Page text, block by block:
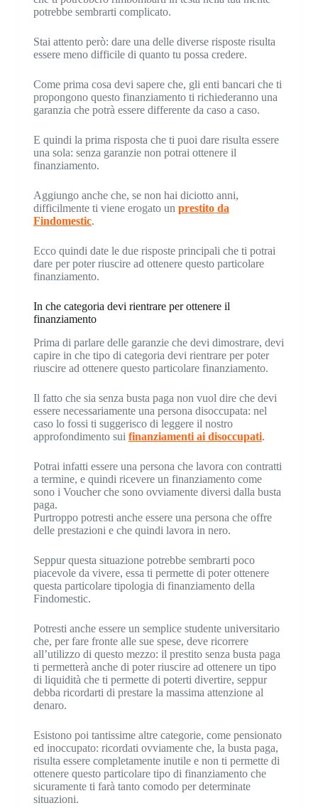
potrebbe sembrarti complicato.
Stai attento però: dare una delle diverse risposte risulta
essere meno difficile di quanto tu possa credere.
Come prima cosa devi sapere che, gli enti bancari che ti
propongono questo finanziamento ti richiederanno una
garanzia che potrà essere differente da caso a caso.
E quindi la prima risposta che ti puoi dare risulta essere
una sola: senza garanzie non potrai ottenere il
finanziamento.
Aggiungo anche che, se non hai diciotto anni,
difficilmente ti viene erogato un prestito da
Findomestic.
Ecco quindi date le due risposte principali che ti potrai
dare per poter riuscire ad ottenere questo particolare
finanziamento.
In che categoria devi rientrare per ottenere il
finanziamento
Prima di parlare delle garanzie che devi dimostrare, devi
capire in che tipo di categoria devi rientrare per poter
riuscire ad ottenere questo particolare finanziamento.
Il fatto che sia senza busta paga non vuol dire che devi
essere necessariamente una persona disoccupata: nel
caso lo fossi ti suggerisco di leggere il nostro
approfondimento sui finanziamenti ai disoccupati.
Potrai infatti essere una persona che lavora con contratti
a termine, e quindi ricevere un finanziamento come
sono i Voucher che sono ovviamente diversi dalla busta
paga.
Purtroppo potresti anche essere una persona che offre
delle prestazioni e che quindi lavora in nero.
Seppur questa situazione potrebbe sembrarti poco
piacevole da vivere, essa ti permette di poter ottenere
questa particolare tipologia di finanziamento della
Findomestic.
Potresti anche essere un semplice studente universitario
che, per fare fronte alle sue spese, deve ricorrere
all’utilizzo di questo mezzo: il prestito senza busta paga
ti permetterà anche di poter riuscire ad ottenere un tipo
di liquidità che ti permette di poterti divertire, seppur
debba ricordarti di prestare la massima attenzione al
denaro.
Esistono poi tantissime altre categorie, come pensionato
ed inoccupato: ricordati ovviamente che, la busta paga,
risulta essere completamente inutile e non ti permette di
ottenere questo particolare tipo di finanziamento che
sicuramente ti farà tanto comodo per determinate
situazioni.